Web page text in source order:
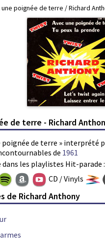
une poignée de terre / Richard
de terre - Richard
poignée de terre » interprété
de 1961
les playlistes Hit-parade :
CD / Vinyls
de Richard Anthony